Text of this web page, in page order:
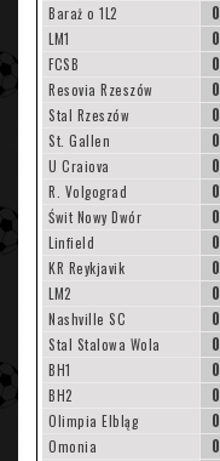
Baraż o 1L2 0
LM1 0
FCSB 0
Resovia Rzeszów 0
Stal Rzeszów 0
St. Gallen 0
U Craiova 0
R. Volgograd 0
Świt Nowy Dwór 0
Linfield 0
KR Reykjavik 0
LM2 0
Nashville SC 0
Stal Stalowa Wola 0
BH1 0
BH2 0
Olimpia Elbląg 0
Omonia 0